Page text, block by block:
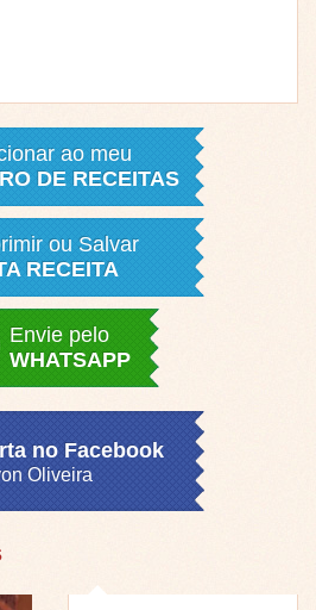
ao meu
DE RECEITAS
ou Salvar
RECEITA
Envie pelo
WHATSAPP
no Facebook
Oliveira